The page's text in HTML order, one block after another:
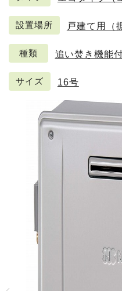
設置場所 戸建て用（
種類 追い焚き機能
サイズ 16号